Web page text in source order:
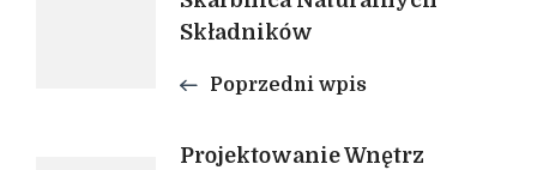
wpisuSkładników
Poprzedni wpis
Projektowanie Wnętrz